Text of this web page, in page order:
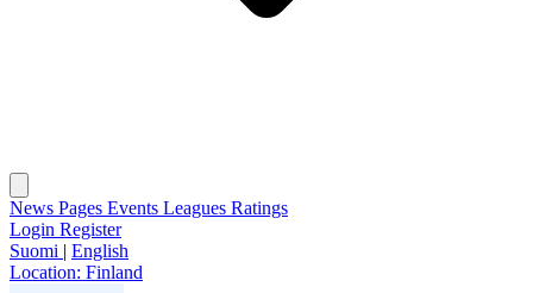
News Pages Events Leagues Ratings
Login Register
Suomi | English
Location: Finland